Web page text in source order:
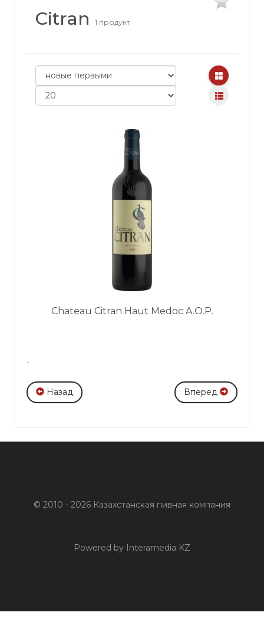
Citran
1 продукт
Chateau Citran Haut Medoc A.O.P.
-
Назад Вперед
© 2010 - 2026 Казахстанская пивная компания
Powered by Interamedia KZ